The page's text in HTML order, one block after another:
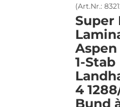
(Art.Nr.:
Super
Aspen
1-Stab
4
Bund